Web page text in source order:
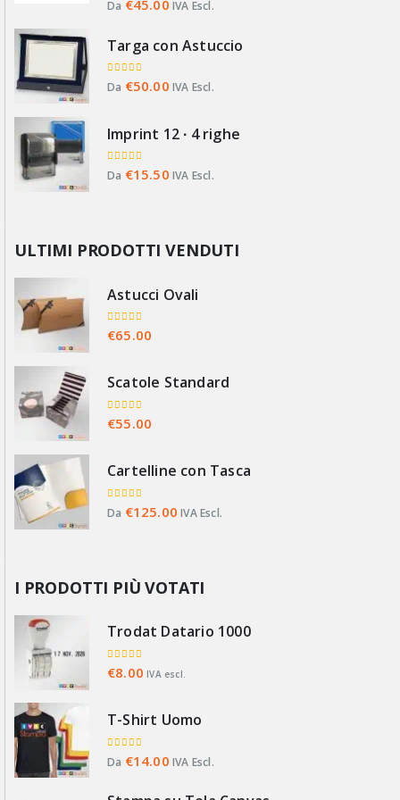
Da €45.00 IVA Escl.
Targa con Astuccio
0Su 5
Da €50.00 IVA Escl.
Imprint 12 ∙ 4 righe
0Su 5
Da €15.50 IVA Escl.
ULTIMI PRODOTTI VENDUTI
Astucci Ovali
0Su 5
€65.00
Scatole Standard
0Su 5
€55.00
Cartelline con Tasca
0 Su 5
Da €125.00 IVA Escl.
I PRODOTTI PIÙ VOTATI
Trodat Datario 1000
0Su 5
€8.00 IVA escl.
T-Shirt Uomo
0 Su 5
Da €14.00 IVA Escl.